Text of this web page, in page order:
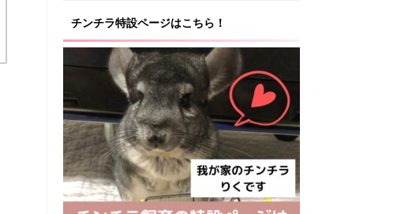
チンチラ特設ページはこちら！